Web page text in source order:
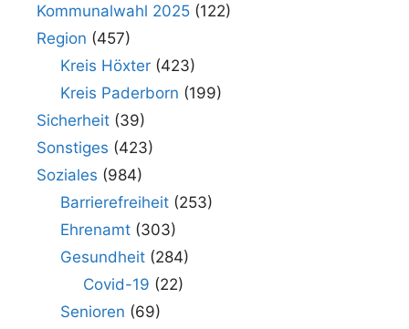
Kommunalwahl 2025 (122)
Region (457)
Kreis Höxter(423)
Kreis Paderborn (199)
Sicherheit (39)
Sonstiges (423)
Soziales (984)
Barrierefreiheit(253)
Ehrenamt(303)
Gesundheit(284)
Covid-19 (22)
Senioren (69)